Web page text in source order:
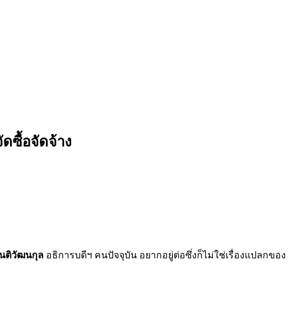
ซื้อจัดจ้าง
ติวัฒนกุล อธิการบดีฯ คนปัจจุบัน อยากอยู่ต่อซึ่งก็ไม่ใช่เรื่องแปลกของ